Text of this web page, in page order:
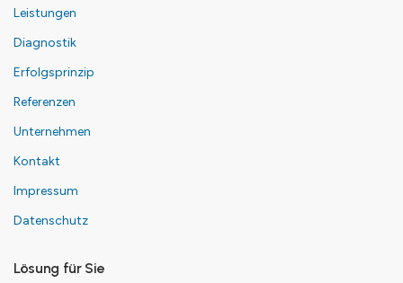
Leistungen
Diagnostik
Erfolgsprinzip
Referenzen
Unternehmen
Kontakt
Impressum
Datenschutz
Lösung für Sie